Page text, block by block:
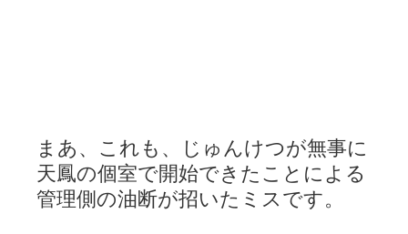
まあ、これも、じゅんけつが無事に
天鳳の個室で開始できたことによる
管理側の油断が招いたミスです。